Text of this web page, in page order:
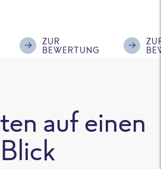
ZUR
BEWERTUNG
auf einen
Blick